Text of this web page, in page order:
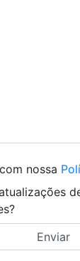
nossa